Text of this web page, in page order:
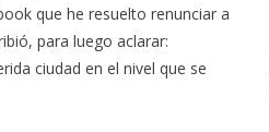
que he resuelto renunciar a
para luego aclarar:
ciudad en el nivel que se